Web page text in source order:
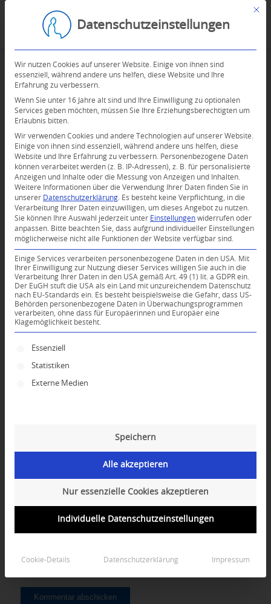
0
KOMMENTARE
Dein Kommentar
An Diskussion beteiligen?
Hinterlassen Sie uns Ihren Kommentar!
Mit
Datenschutzeinstellungen
Wir nutzen Cookies auf unserer Website. Einige von ihnen sind
essenziell, während andere uns helfen, diese Website und Ihre
Erfahrung zu verbessern.
Wenn Sie unter 16 Jahre alt sind und Ihre Einwilligung zu optionalen
Services geben möchten, müssen Sie Ihre Erziehungsberechtigten um
Erlaubnis bitten.
Wir verwenden Cookies und andere Technologien auf unserer Website.
Einige von ihnen sind essenziell, während andere uns helfen, diese
Website und Ihre Erfahrung zu verbessern.
Personenbezogene Daten
können verarbeitet werden (z. B. IP-Adressen), z. B. für personalisierte
Anzeigen und Inhalte oder die Messung von Anzeigen und Inhalten.
Weitere Informationen über die Verwendung Ihrer Daten finden Sie in
unserer Datenschutzerklärung
Es besteht keine Verpflichtung, in die
Verarbeitung Ihrer Daten einzuwilligen, um dieses Angebot zu nutzen.
Sie können Ihre Auswahl jederzeit unter Einstellungen widerrufen oder
anpassen.
Bitte beachten Sie, dass aufgrund individueller Einstellungen
möglicherweise nicht alle Funktionen der Website verfügbar sind.
Einige Services verarbeiten personenbezogene Daten in den USA. Mit
Ihrer Einwilligung zur Nutzung dieser Services willigen Sie auch in die
Verarbeitung Ihrer Daten in den USA gemäß Art. 49 (1) lit. a GDPR ein.
Der EuGH stuft die USA als ein Land mit unzureichendem Datenschutz
nach EU-Standards ein. Es besteht beispielsweise die Gefahr, dass US-
Behörden personenbezogene Daten in Überwachungsprogrammen
verarbeiten, ohne dass für Europäerinnen und Europäer eine
Klagemöglichkeit besteht.
Es folgt eine Liste der Service-Gruppen, für die
Essenziell
Statistiken
Externe Medien
Speichern
Alle akzeptieren
Nur essenzielle Cookies akzeptieren
Individuelle Datenschutzeinstellungen
Cookie-Details Datenschutzerklärung Impressum